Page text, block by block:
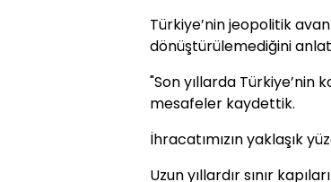
Türkiye’nin jeopolitik
dönüştürülemediğini
"Son yıllarda Türkiye’nin
mesafeler kaydettik.
İhracatımızın yaklaşık
Uzun yıllardır sınır